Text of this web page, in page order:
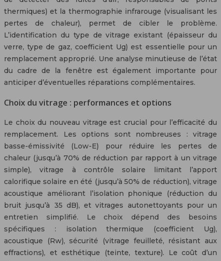
thermiques) et la thermographie infrarouge (visualisant les
pertes de chaleur), permet de cibler le problème.
L’identification du type de vitrage existant (épaisseur du
verre, type de gaz, coefficient Ug) est essentielle pour un
remplacement approprié. Une analyse minutieuse de l’état
du cadre de la fenêtre est également importante pour
anticiper d’éventuelles réparations complémentaires.
Choix du vitrage : performances et options
Le choix du nouveau vitrage est crucial pour l’efficacité du
remplacement. Les options sont nombreuses : vitrage
basse-émissivité (Low-E) pour réduire les pertes de
chaleur (jusqu’à 70% de réduction par rapport à un vitrage
simple), vitrage à contrôle solaire limitant l’apport
calorifique solaire en été (jusqu’à 50% de réduction), vitrage
acoustique améliorant l’isolation phonique (réduction du
bruit jusqu’à 35 dB), et vitrages autonettoyants pour un
entretien simplifié. Le choix dépend des besoins
spécifiques : isolation thermique (coefficient Ug),
acoustique (Rw), sécurité (vitrage feuilleté, résistant aux
effractions), et esthétique (teinte, texture). Le coût d’un